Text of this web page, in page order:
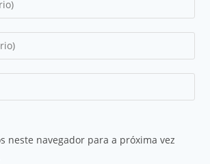
neste navegador para a próxima vez